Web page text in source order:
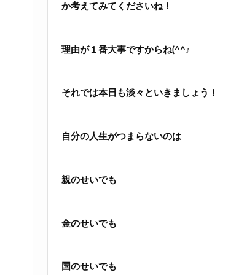
か考えてみてくださいね！
理由が１番大事ですからね(^^♪
それでは本日も淡々といきましょう！
自分の人生がつまらないのは
親のせいでも
金のせいでも
国のせいでも